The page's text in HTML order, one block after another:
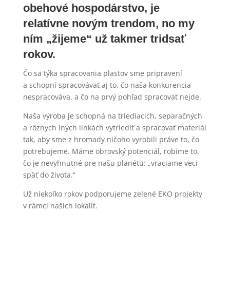
obehové hospodárstvo, je
relatívne novým trendom, no my
ním „žijeme“ už takmer tridsať
rokov.
Čo sa týka spracovania plastov sme pripravení
a schopní spracovávať aj to, čo naša konkurencia
nespracováva, a čo na prvý pohľad spracovať nejde.
Naša výroba je schopná na triediacich, separačných
a rôznych iných linkách vytriediť a spracovať materiál
tak, aby sme z hromady ničoho vyrobili práve to, čo
potrebujeme. Máme obrovský potenciál, robíme to,
čo je nevyhnutné pre našu planétu: „vraciame veci
späť do života.“
Už niekoľko rokov podporujeme zelené EKO projekty
v rámci našich lokalít.